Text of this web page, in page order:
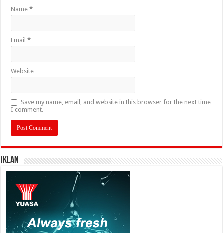
Name*
Email*
Website
Save my name, email, and website in this browser for the next time
I comment.
IKLAN